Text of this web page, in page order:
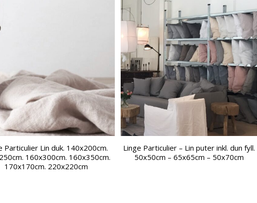
Particulier Lin duk. 140x200cm.
160x300cm. 160x350cm.
170x170cm. 220x220cm
Linge Particulier – Lin puter inkl. dun fyll.
50x50cm – 65x65cm – 50x70cm